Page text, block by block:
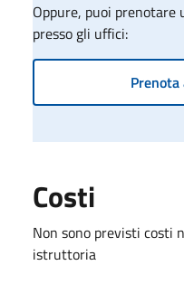
Oppure, puoi
presso gli uffici:
Costi
Non sono previsti costi
istruttoria